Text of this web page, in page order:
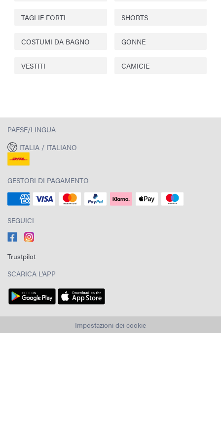
TAGLIE FORTI SHORTS
COSTUMI DA BAGNO GONNE
VESTITI CAMICIE
PAESE/LINGUA
ITALIA / ITALIANO
GESTORI DI PAGAMENTO
SEGUICI
Trustpilot
SCARICA L'APP
Impostazioni dei cookie